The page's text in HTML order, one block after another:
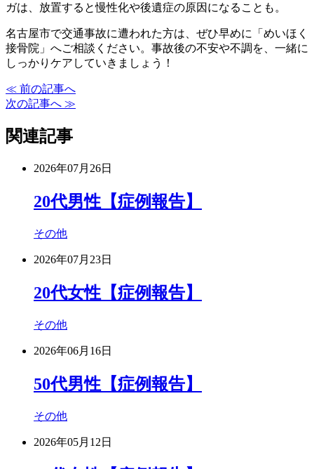
ガは、放置すると慢性化や後遺症の原因になることも。
名古屋市で交通事故に遭われた方は、ぜひ早めに「めいほく
接骨院」へご相談ください。事故後の不安や不調を、一緒に
しっかりケアしていきましょう！
≪ 前の記事へ
次の記事へ ≫
関連記事
2026年07月26日
20代男性【症例報告】
その他
2026年07月23日
20代女性【症例報告】
その他
2026年06月16日
50代男性【症例報告】
その他
2026年05月12日